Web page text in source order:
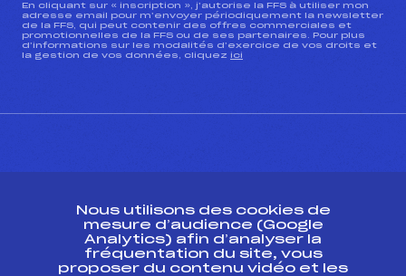
En cliquant sur « inscription », j’autorise la FFS à utiliser mon
adresse email pour m’envoyer périodiquement la newsletter
de la FFS, qui peut contenir des offres commerciales et
promotionnelles de la FFS ou de ses partenaires. Pour plus
d’informations sur les modalités d’exercice de vos droits et
la gestion de vos données, cliquez ici
Ressources
Nous utilisons des cookies de
mesure d’audience (Google
Analytics) afin d’analyser la
fréquentation du site, vous
proposer du contenu vidéo et les